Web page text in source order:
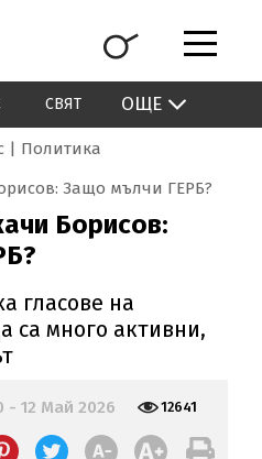
СВЯТ ОЩЕ
Политика
Защо мълчи ГЕРБ?
Борисов:
гласове на
са много активни,
- 12 Май 2026 12641